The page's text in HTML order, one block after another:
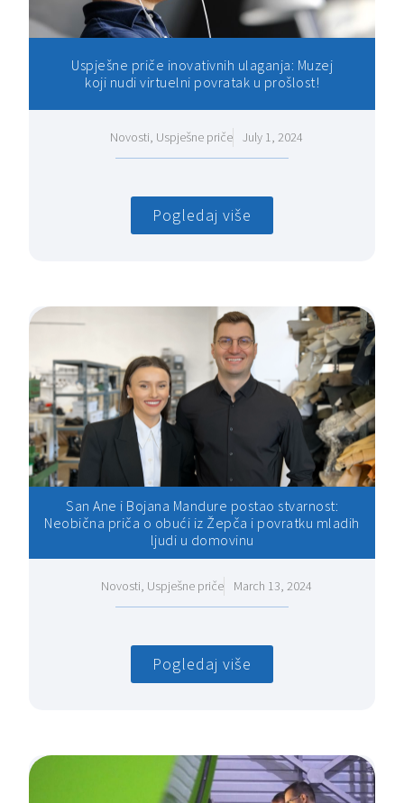
Uspješne priče inovativnih ulaganja: Muzej
koji nudi virtuelni povratak u prošlost!
Novosti, Uspješne priče July 1, 2024
Pogledaj više
San Ane i Bojana Mandure postao stvarnost:
Neobična priča o obući iz Žepča i povratku mladih
ljudi u domovinu
Novosti, Uspješne priče March 13, 2024
Pogledaj više